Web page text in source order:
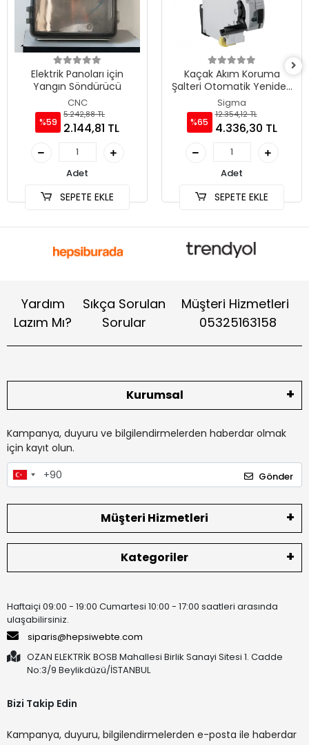
Elektrik Panoları için
Yangın Söndürücü
CNC
%59
5.242,88 TL
2.144,81 TL
Adet
SEPETE EKLE
Kaçak Akım Koruma
Şalteri Otomatik Yeniden
Kapama Ünitesi (230V)
Sigma
%65
12.354,12 TL
4.336,30 TL
Adet
SEPETE EKLE
Yardım
Lazım Mı?
Sıkça Sorulan
Sorular
Müşteri Hizmetleri
05325163158
Kurumsal
Kampanya, duyuru ve bilgilendirmelerden haberdar olmak
için kayıt olun.
Gönder
Müşteri Hizmetleri
Kategoriler
Haftaiçi 09:00 - 19:00 Cumartesi 10:00 - 17:00 saatleri arasında
ulaşabilirsiniz.
siparis@hepsiwebte.com
OZAN ELEKTRİK BOSB Mahallesi Birlik Sanayi Sitesi 1. Cadde
No:3/9 Beylikdüzü/İSTANBUL
Bizi Takip Edin
Kampanya, duyuru, bilgilendirmelerden e-posta ile haberdar